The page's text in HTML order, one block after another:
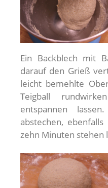
Ein Backblech mit
darauf den Grieß
leicht bemehlte
Teigball
entspannen
abstechen,
zehn Minuten stehen